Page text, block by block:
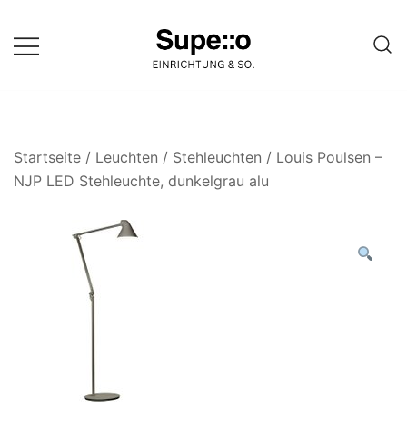
zum
Inhalt
einer Website
Startseite / Leuchten / Stehleuchten / Louis Poulsen –
NJP LED Stehleuchte, dunkelgrau alu